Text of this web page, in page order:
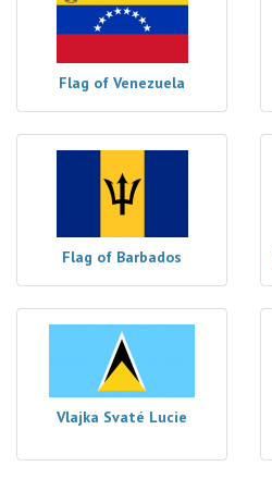
Flag of Venezuela
Flag of Barbados
Vlajka Svaté Lucie